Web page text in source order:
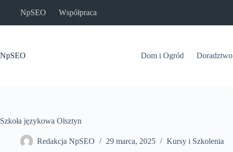
NpSEO Współpraca
NpSEO Dom i Ogród Doradztwo
Szkoła językowa Olsztyn
Redakcja NpSEO 29 marca, 2025 Kursy i Szkolenia